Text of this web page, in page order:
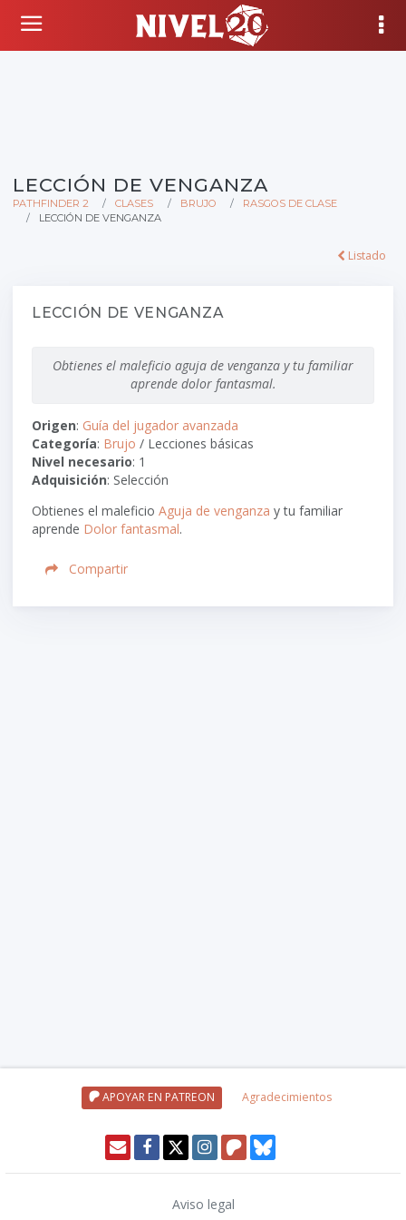
LECCIÓN DE VENGANZA
PATHFINDER 2 CLASES BRUJO
RASGOS DE CLASE
LECCIÓN DE VENGANZA
Listado
LECCIÓN DE VENGANZA
Obtienes el maleficio aguja de venganza y tu familiar
aprende dolor fantasmal.
Origen: Guía del jugador avanzada
Categoría: Brujo / Lecciones básicas
Nivel necesario: 1
Adquisición: Selección
Obtienes el maleficio Aguja de venganza y tu familiar
aprende Dolor fantasmal.
Compartir
APOYAR EN PATREON Agradecimientos
Aviso legal